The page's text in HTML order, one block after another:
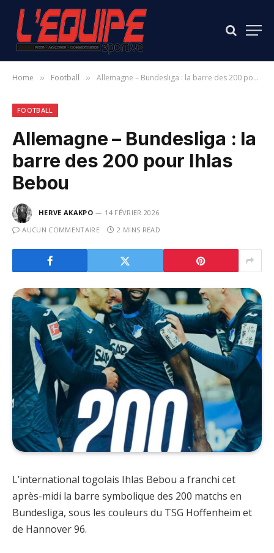
Home » Football » Allemagne – Bundesliga : la barre des 200 pour Ihlas Bebou
FOOTBALL
Allemagne – Bundesliga : la
barre des 200 pour Ihlas
Bebou
HERVE AKAKPO
14 FÉVRIER 2026
AUCUN COMMENTAIRE
2 MINS READ
L’international togolais Ihlas Bebou a franchi cet
après-midi la barre symbolique des 200 matchs en
Bundesliga, sous les couleurs du TSG Hoffenheim et
de Hannover 96.